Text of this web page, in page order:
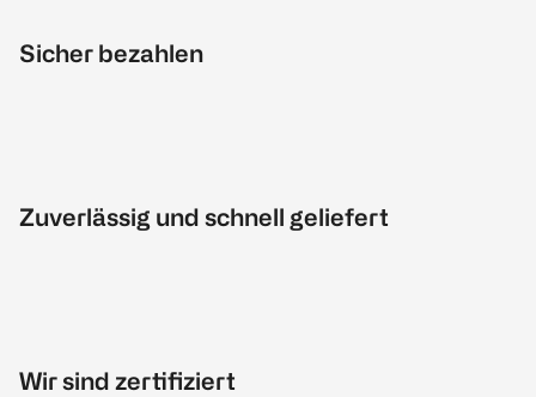
Sicher bezahlen
Zuverlässig und schnell geliefert
Wir sind zertifiziert